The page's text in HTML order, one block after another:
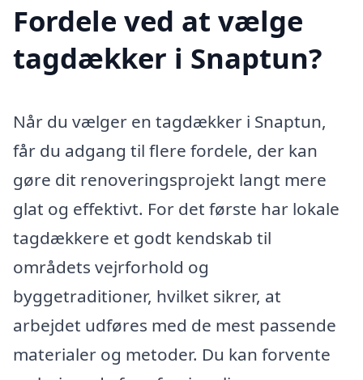
Fordele ved at vælge
tagdækker i Snaptun?
Når du vælger en tagdækker i Snaptun,
får du adgang til flere fordele, der kan
gøre dit renoveringsprojekt langt mere
glat og effektivt. For det første har lokale
tagdækkere et godt kendskab til
områdets vejrforhold og
byggetraditioner, hvilket sikrer, at
arbejdet udføres med de mest passende
materialer og metoder. Du kan forvente